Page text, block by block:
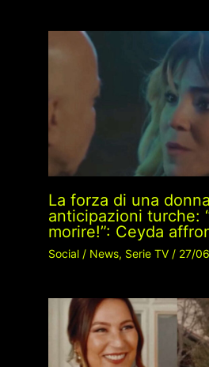
La forza di una
anticipazioni turche:
morire!”: Ceyda
Social/ News, Serie TV/ 27/